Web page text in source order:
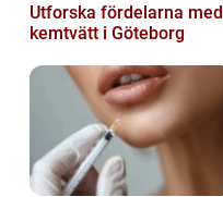
Utforska fördelarna med
kemtvätt i Göteborg